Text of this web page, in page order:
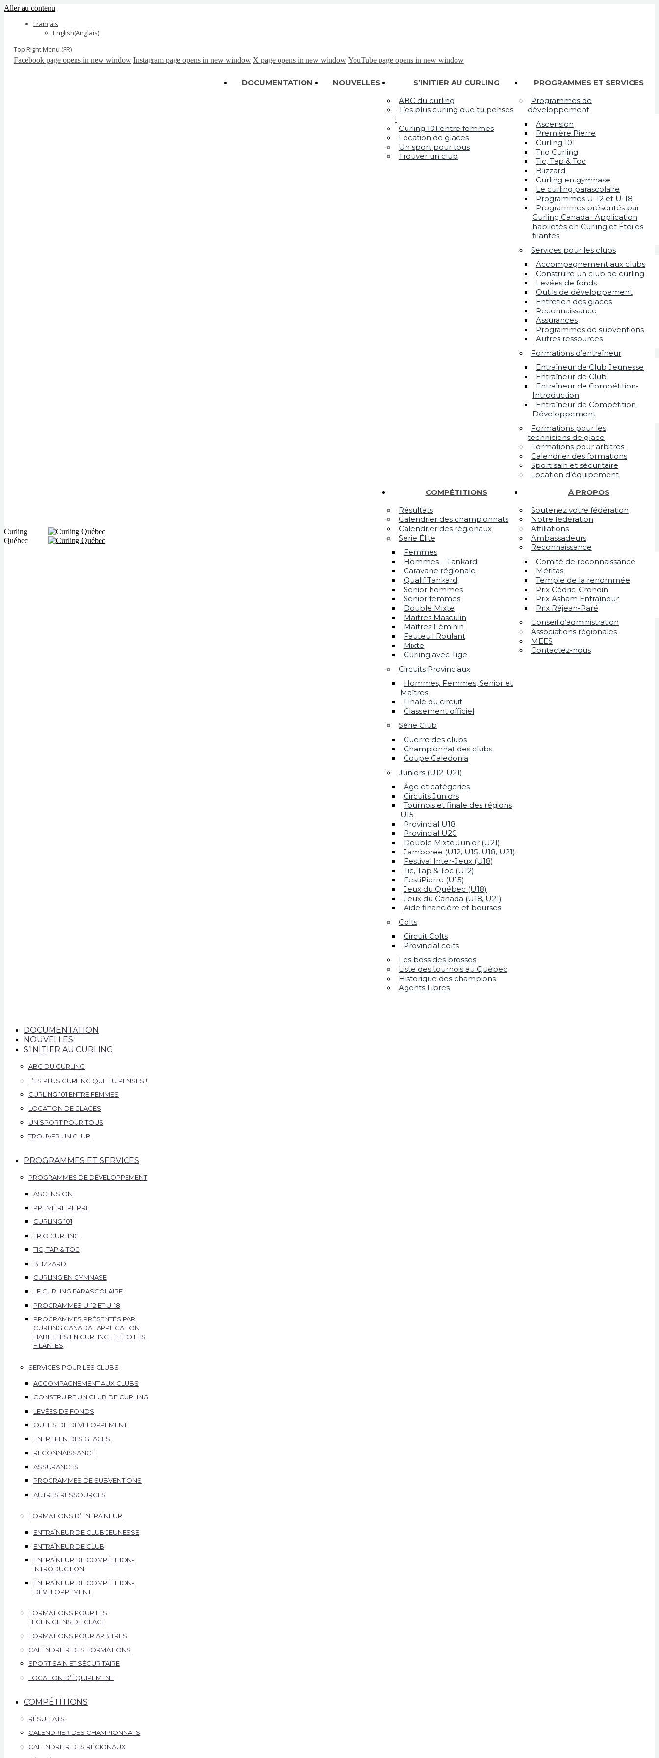
Aller au contenu
Français
English(Anglais)
Top Right Menu (FR)
Facebook page opens in new window Instagram page opens in new window X page opens in new window YouTube page opens in new window
Curling
Québec
DOCUMENTATION NOUVELLES
S’INITIER AU CURLING
ABC du curling
T’es plus curling que tu penses
!
Curling 101 entre femmes
Location de glaces
Un sport pour tous
Trouver un club
PROGRAMMES ET SERVICES
Programmes de
développement
Ascension
Première Pierre
Curling 101
Trio Curling
Tic, Tap & Toc
Blizzard
Curling en gymnase
Le curling parascolaire
Programmes U-12 et U-18
Programmes présentés par
Curling Canada : Application
habiletés en Curling et Étoiles
filantes
Services pour les clubs
Accompagnement aux clubs
Construire un club de curling
Levées de fonds
Outils de développement
Entretien des glaces
Reconnaissance
Assurances
Programmes de subventions
Autres ressources
Formations d’entraîneur
Entraîneur de Club Jeunesse
Entraîneur de Club
Entraîneur de Compétition-
Introduction
Entraîneur de Compétition-
Développement
Formations pour les
techniciens de glace
Formations pour arbitres
Calendrier des formations
Sport sain et sécuritaire
Location d’équipement
COMPÉTITIONS
Résultats
Calendrier des championnats
Calendrier des régionaux
Série Élite
Femmes
Hommes – Tankard
Caravane régionale
Qualif Tankard
Senior hommes
Senior femmes
Double Mixte
Maîtres Masculin
Maîtres Féminin
Fauteuil Roulant
Mixte
Curling avec Tige
Circuits Provinciaux
Hommes, Femmes, Senior et
Maîtres
Finale du circuit
Classement officiel
Série Club
Guerre des clubs
Championnat des clubs
Coupe Caledonia
Juniors (U12-U21)
Âge et catégories
Circuits Juniors
Tournois et finale des régions
U15
Provincial U18
Provincial U20
Double Mixte Junior (U21)
Jamboree (U12, U15, U18, U21)
Festival Inter-Jeux (U18)
Tic, Tap & Toc (U12)
FestiPierre (U15)
Jeux du Québec (U18)
Jeux du Canada (U18, U21)
Aide financière et bourses
Colts
Circuit Colts
Provincial colts
Les boss des brosses
Liste des tournois au Québec
Historique des champions
Agents Libres
À PROPOS
Soutenez votre fédération
Notre fédération
Affiliations
Ambassadeurs
Reconnaissance
Comité de reconnaissance
Méritas
Temple de la renommée
Prix Cédric-Grondin
Prix Asham Entraîneur
Prix Réjean-Paré
Conseil d’administration
Associations régionales
MEES
Contactez-nous
DOCUMENTATION
NOUVELLES
S’INITIER AU CURLING
ABC DU CURLING
T’ES PLUS CURLING QUE TU PENSES !
CURLING 101 ENTRE FEMMES
LOCATION DE GLACES
UN SPORT POUR TOUS
TROUVER UN CLUB
PROGRAMMES ET SERVICES
PROGRAMMES DE DÉVELOPPEMENT
ASCENSION
PREMIÈRE PIERRE
CURLING 101
TRIO CURLING
TIC, TAP & TOC
BLIZZARD
CURLING EN GYMNASE
LE CURLING PARASCOLAIRE
PROGRAMMES U-12 ET U-18
PROGRAMMES PRÉSENTÉS PAR
CURLING CANADA : APPLICATION
HABILETÉS EN CURLING ET ÉTOILES
FILANTES
SERVICES POUR LES CLUBS
ACCOMPAGNEMENT AUX CLUBS
CONSTRUIRE UN CLUB DE CURLING
LEVÉES DE FONDS
OUTILS DE DÉVELOPPEMENT
ENTRETIEN DES GLACES
RECONNAISSANCE
ASSURANCES
PROGRAMMES DE SUBVENTIONS
AUTRES RESSOURCES
FORMATIONS D’ENTRAÎNEUR
ENTRAÎNEUR DE CLUB JEUNESSE
ENTRAÎNEUR DE CLUB
ENTRAÎNEUR DE COMPÉTITION-
INTRODUCTION
ENTRAÎNEUR DE COMPÉTITION-
DÉVELOPPEMENT
FORMATIONS POUR LES
TECHNICIENS DE GLACE
FORMATIONS POUR ARBITRES
CALENDRIER DES FORMATIONS
SPORT SAIN ET SÉCURITAIRE
LOCATION D’ÉQUIPEMENT
COMPÉTITIONS
RÉSULTATS
CALENDRIER DES CHAMPIONNATS
CALENDRIER DES RÉGIONAUX